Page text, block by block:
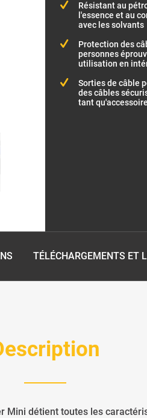
Résistant au
l'essence et au
avec les solvants
Protection des
personnes
utilisation en
Sorties de câble
des câbles
tant
TÉLÉCHARGEMENTS ET
Mini détient toutes les